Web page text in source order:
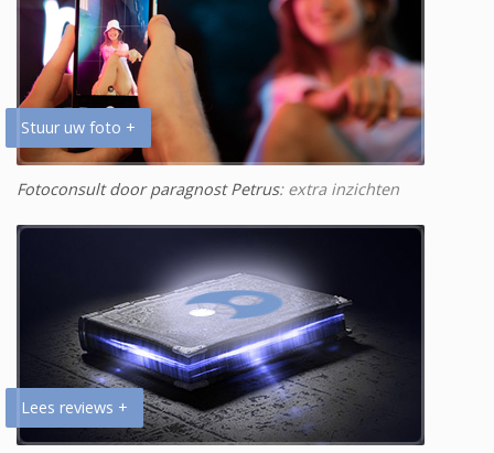
Stuur uw foto +
Fotoconsult door paragnost Petrus: extra inzichten
Lees reviews +